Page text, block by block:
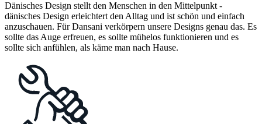
Dänisches Design stellt den Menschen in den Mittelpunkt -
dänisches Design erleichtert den Alltag und ist schön und einfach
anzuschauen. Für Dansani verkörpern unsere Designs genau das. Es
sollte das Auge erfreuen, es sollte mühelos funktionieren und es
sollte sich anfühlen, als käme man nach Hause.